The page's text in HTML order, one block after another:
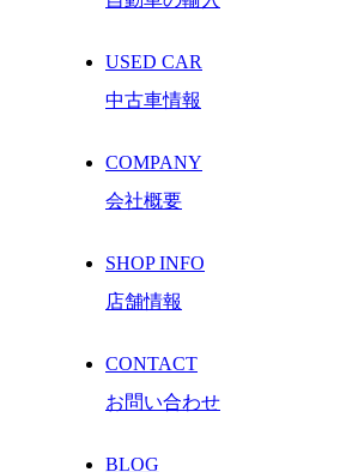
USED CAR
中古車情報
COMPANY
会社概要
SHOP INFO
店舗情報
CONTACT
お問い合わせ
BLOG